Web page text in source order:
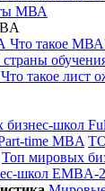
МВА
Что такое
Что такое лист
бизнес-школ
time MBA
Топ мировых
школ EMBA-